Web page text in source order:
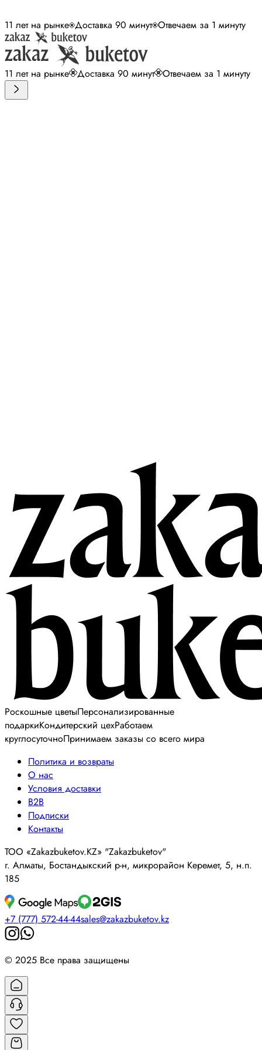
11 лет на рынке Доставка 90 минут Отвечаем за 1 минуту
11 лет на рынке Доставка 90 минут Отвечаем за 1 минуту
Роскошные цветыПерсонализированные
подаркиКондитерский цехРаботаем
круглосуточноПринимаем заказы со всего мира
Политика и возвраты
О нас
Условия доставки
B2B
Подписки
Контакты
ТОО «Zakazbuketov.KZ» "Zakazbuketov"
г. Алматы, Бостандыкский р-н, микрорайон Керемет, 5, н.п.
185
+7 (777) 572-44-44sales@zakazbuketov.kz
© 2025 Все права защищены